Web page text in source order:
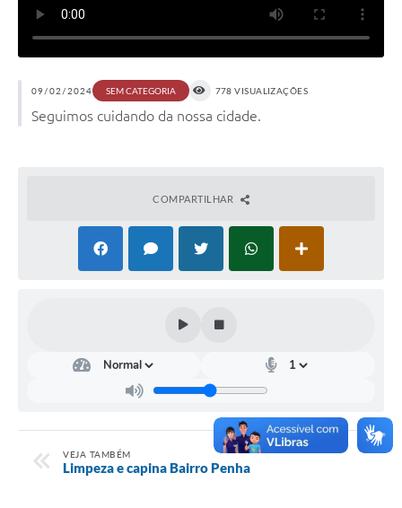
09/02/2024 SEM CATEGORIA 778 VISUALIZAÇÕES
Seguimos cuidando da nossa cidade.
COMPARTILHAR
VEJA TAMBÉM
Limpeza e capina Bairro Penha